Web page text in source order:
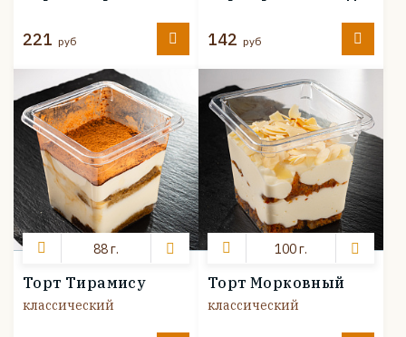
221 руб 142 руб
88 г.
Торт Тирамису
классический
100 г.
Торт Морковный
классический